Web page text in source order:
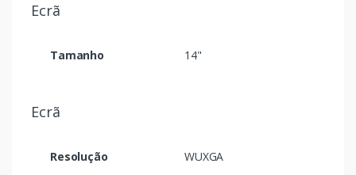
Ecrã
Tamanho 14"
Ecrã
Resolução
WUXGA